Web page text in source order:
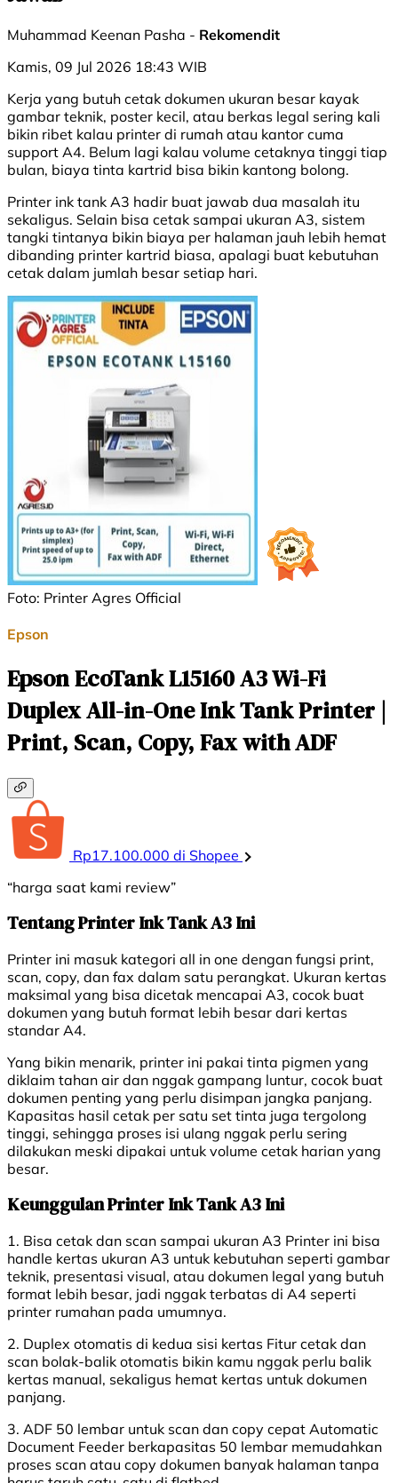
Muhammad Keenan Pasha - Rekomendit
Kamis, 09 Jul 2026 18:43 WIB
Kerja yang butuh cetak dokumen ukuran besar kayak
gambar teknik, poster kecil, atau berkas legal sering kali
bikin ribet kalau printer di rumah atau kantor cuma
support A4. Belum lagi kalau volume cetaknya tinggi tiap
bulan, biaya tinta kartrid bisa bikin kantong bolong.
Printer ink tank A3 hadir buat jawab dua masalah itu
sekaligus. Selain bisa cetak sampai ukuran A3, sistem
tangki tintanya bikin biaya per halaman jauh lebih hemat
dibanding printer kartrid biasa, apalagi buat kebutuhan
cetak dalam jumlah besar setiap hari.
Foto: Printer Agres Official
Epson
Epson EcoTank L15160 A3 Wi-Fi
Duplex All-in-One Ink Tank Printer |
Print, Scan, Copy, Fax with ADF
Rp17.100.000 di Shopee
“harga saat kami review”
Tentang Printer Ink Tank A3 Ini
Printer ini masuk kategori all in one dengan fungsi print,
scan, copy, dan fax dalam satu perangkat. Ukuran kertas
maksimal yang bisa dicetak mencapai A3, cocok buat
dokumen yang butuh format lebih besar dari kertas
standar A4.
Yang bikin menarik, printer ini pakai tinta pigmen yang
diklaim tahan air dan nggak gampang luntur, cocok buat
dokumen penting yang perlu disimpan jangka panjang.
Kapasitas hasil cetak per satu set tinta juga tergolong
tinggi, sehingga proses isi ulang nggak perlu sering
dilakukan meski dipakai untuk volume cetak harian yang
besar.
Keunggulan Printer Ink Tank A3 Ini
1. Bisa cetak dan scan sampai ukuran A3 Printer ini bisa
handle kertas ukuran A3 untuk kebutuhan seperti gambar
teknik, presentasi visual, atau dokumen legal yang butuh
format lebih besar, jadi nggak terbatas di A4 seperti
printer rumahan pada umumnya.
2. Duplex otomatis di kedua sisi kertas Fitur cetak dan
scan bolak-balik otomatis bikin kamu nggak perlu balik
kertas manual, sekaligus hemat kertas untuk dokumen
panjang.
3. ADF 50 lembar untuk scan dan copy cepat Automatic
Document Feeder berkapasitas 50 lembar memudahkan
proses scan atau copy dokumen banyak halaman tanpa